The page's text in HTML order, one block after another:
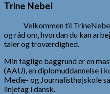
Trine Nebel
Velkommen til
og råd om, hvordan du kan
taler og troværdighed.
Min faglige baggrund er en
(AAU), en diplomuddannelse i
Medie- og Journalisthøjskole
linjefag i dansk.